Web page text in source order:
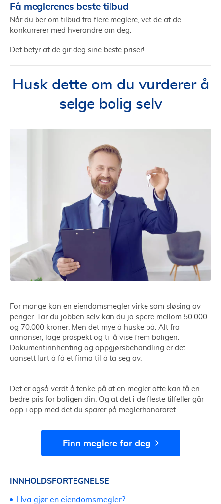
Få meglerenes beste tilbud
Når du ber om tilbud fra flere meglere, vet de at de
konkurrerer med hverandre om deg.
Det betyr at de gir deg sine beste priser!
Husk dette om du vurderer å
selge bolig selv
For mange kan en eiendomsmegler virke som sløsing av
penger. Tar du jobben selv kan du jo spare mellom 50.000
og 70.000 kroner. Men det mye å huske på. Alt fra
annonser, lage prospekt og til å vise frem boligen.
Dokumentinnhenting og oppgjørsbehandling er det
uansett lurt å få et firma til å ta seg av.
Det er også verdt å tenke på at en megler ofte kan få en
bedre pris for boligen din. Og at det i de fleste tilfeller går
opp i opp med det du sparer på meglerhonoraret.
Finn meglere for deg
INNHOLDSFORTEGNELSE
Hva gjør en eiendomsmegler?